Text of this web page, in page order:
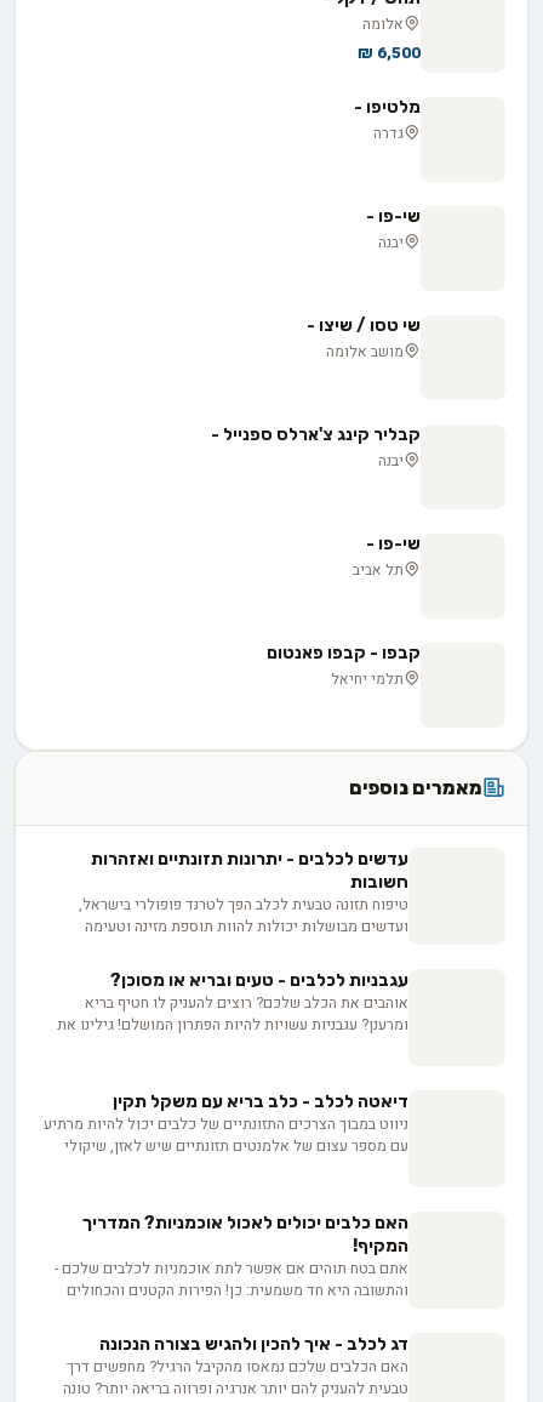
אלומה
6,500 ₪
מלטיפו -
גדרה
שי-פו -
יבנה
שי טסו / שיצו -
מושב אלומה
קבליר קינג צ'ארלס ספנייל -
יבנה
שי-פו -
תל אביב
קבפו - קבפו פאנטום
תלמי יחיאל
מאמרים נוספים
עדשים לכלבים - יתרונות תזונתיים ואזהרות
חשובות
טיפוח תזונה טבעית לכלב הפך לטרנד פופולרי בישראל,
ועדשים מבושלות יכולות להוות תוספת מזינה וטעימה
להכין עדשים בצורה נכונה, מהן הכמויות המומלצות וכיצד
להימנע מבעיות פוטנציאליות.
עגבניות לכלבים - טעים ובריא או מסוכן?
אוהבים את הכלב שלכם? רוצים להעניק לו חטיף בריא
ומרענן? עגבניות עשויות להיות הפתרון המושלם! גילינו את
שצריך לדעת כדי להגיש לכלבכם עגבנייה בצורה בטוחה
ומהנה.
דיאטה לכלב - כלב בריא עם משקל תקין
ניווט במבוך הצרכים התזונתיים של כלבים יכול להיות מרתיע
עם מספר עצום של אלמנטים תזונתיים שיש לאזן, שיקולי
שבריאותם ואריכות ימיהם של חברינו הכלבים תלויים
בבחירות שלנו. התזונה המותאמת כראוי של הכלב דומה למנוע
השמנה, מגבירה את חיוניותו, משפרת את התגובה החיסונית
שלו ומבטיחה שהוא יהיה מאושר ככל האפשר.
האם כלבים יכולים לאכול אוכמניות? המדריך
המקיף!
אתם בטח תוהים אם אפשר לתת אוכמניות לכלבים שלכם -
והתשובה היא חד משמעית: כן! הפירות הקטנים והכחולים
מנוגדי חמצון, ויטמינים ומינרלים חיוניים - כל אלה מחכים
לכלבים שלכם בתוך האוכמניות. בואו נגלה איך לשלב אותן
בתזונה היומית שלהם.
דג לכלב - איך להכין ולהגיש בצורה הנכונה
האם הכלבים שלכם נמאסו מהקיבל הרגיל? מחפשים דרך
טבעית להעניק להם יותר אנרגיה ופרווה בריאה יותר? טונה